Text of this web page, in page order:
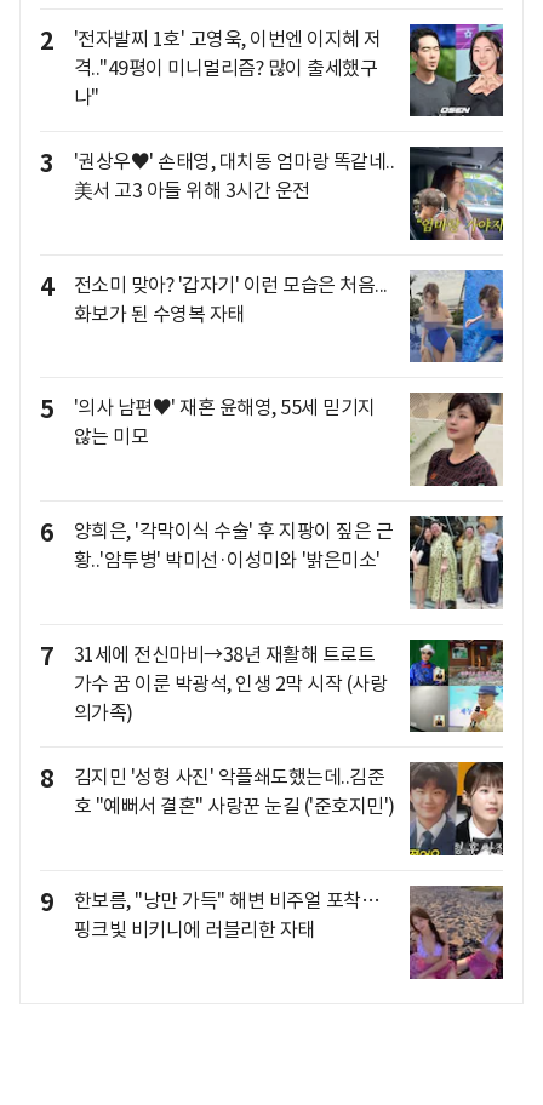
2
'전자발찌 1호' 고영욱, 이번엔 이지혜 저
격.."49평이 미니멀리즘? 많이 출세했구
나"
3
'권상우♥' 손태영, 대치동 엄마랑 똑같네..
美서 고3 아들 위해 3시간 운전
4
전소미 맞아? '갑자기' 이런 모습은 처음...
화보가 된 수영복 자태
5
'의사 남편♥' 재혼 윤해영, 55세 믿기지
않는 미모
6
양희은, '각막이식 수술' 후 지팡이 짚은 근
황..'암투병' 박미선·이성미와 '밝은미소'
7
31세에 전신마비→38년 재활해 트로트
가수 꿈 이룬 박광석, 인생 2막 시작 (사랑
의가족)
8
김지민 '성형 사진' 악플쇄도했는데..김준
호 "예뻐서 결혼" 사랑꾼 눈길 ('준호지민')
9
한보름, "낭만 가득" 해변 비주얼 포착…
핑크빛 비키니에 러블리한 자태